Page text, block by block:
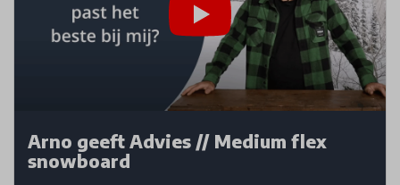
Arno geeft Advies // Medium flex
snowboard